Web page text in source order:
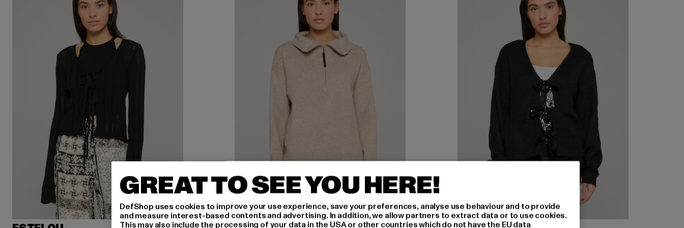
GREAT TO SEE YOU HERE!
DefShop uses cookies to improve your use experience, save your preferences, analyse use behaviour and to provide
and measure interest-based contents and advertising. In addition, we allow partners to extract data or to use cookies.
This may also include the processing of your data in the USA or other countries which do not have the EU data